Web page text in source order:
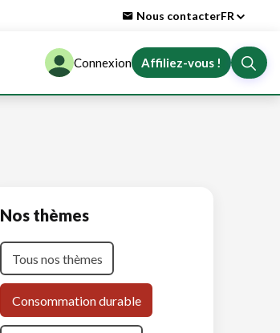
Nous contacterFR
Connexion Affiliez-vous !
Nos thèmes
Tous nos thèmes
Consommation durable